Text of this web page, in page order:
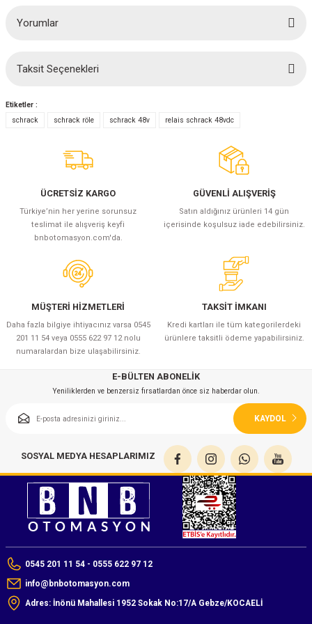
Ölçüm Cihazları)
Ölçüm Cihazları)
/ Endoskop Kameralar
Muayene Cihazları)
Yorumlar
Bu ürüne ilk yorumu siz yapın!
Yorum Yaz
Taksit Seçenekleri
Etiketler :
schrack
schrack röle schrack 48v relais schrack 48vdc
ÜCRETSİZ KARGO
Türkiye’nin her yerine sorunsuz
teslimat ile alışveriş keyfi
bnbotomasyon.com'da.
GÜVENLİ ALIŞVERİŞ
Satın aldığınız ürünleri 14 gün
içerisinde koşulsuz iade edebilirsiniz.
MÜŞTERİ HİZMETLERİ
Daha fazla bilgiye ihtiyacınız varsa 0545
201 11 54 veya 0555 622 97 12 nolu
numaralardan bize ulaşabilirsiniz.
TAKSİT İMKANI
Kredi kartları ile tüm kategorilerdeki
ürünlere taksitli ödeme yapabilirsiniz.
E-BÜLTEN ABONELİK
Yeniliklerden ve benzersiz fırsatlardan önce siz haberdar olun.
KAYDOL
SOSYAL MEDYA HESAPLARIMIZ
0545 201 11 54 - 0555 622 97 12
info@bnbotomasyon.com
Adres: İnönü Mahallesi 1952 Sokak No:17/A Gebze/KOCAELİ